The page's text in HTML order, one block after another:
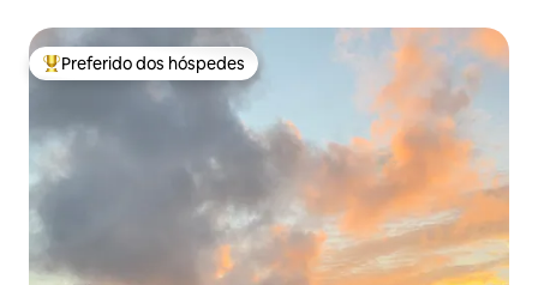
Entre os melhores preferidos dos hóspedes
Preferido dos hóspedes